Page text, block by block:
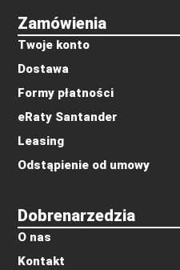
Dobrenarzedzia
O nas
Kontakt
Zamówienia
Twoje konto
Dostawa
Formy płatności
eRaty Santander
Leasing
Odstąpienie od umowy